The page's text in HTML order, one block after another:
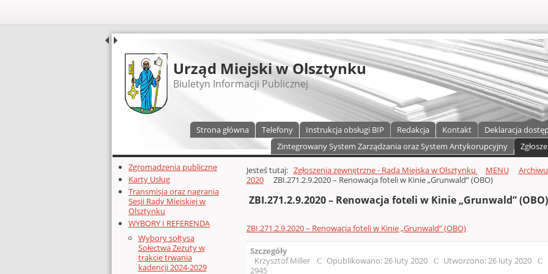
UDOSTĘPNIJ
Urząd Miejski w Olsztynku
Biuletyn Informacji Publicznej
Strona główna Telefony Instrukcja obsługi BIP Redakcja Kontakt Deklaracja
Zintegrowany System Zarządzania oraz System Antykorupcyjny
Dodatkowe zasoby (lewa kolumna)
Zgromadzenia publiczne
Karty Usług
Transmisja oraz nagrania
Sesji Rady Miejskiej w
Olsztynku
WYBORY I REFERENDA
Wybory sołtysa
Sołectwa Zezuty w
trakcie trwania
kadencji 2024-2029
Głównej zawartości
Jesteś tutaj: Zgłoszenia zewnętrzne - Rada Miejska w Olsztynku MENU
2020
ZBI.271.2.9.2020 – Renowacja foteli w Kinie „Grunwald” (OBO)
ZBI.271.2.9.2020 – Renowacja foteli w Kinie „Grunwald” (OBO)
ZBI.271.2.9.2020 – Renowacja foteli w Kinie „Grunwald” (OBO)
Szczegóły
Krzysztof Miller
Opublikowano: 26 luty 2020 Utworzono: 26 luty 2020
2945